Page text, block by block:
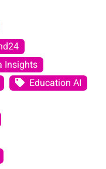
Insights
Education AI